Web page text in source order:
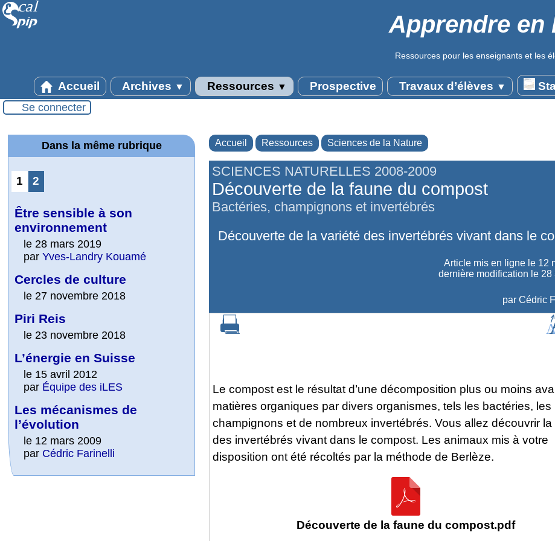
Apprendre en
Ressources pour les enseignants et les
Accueil Archives ▼ Ressources ▼ Prospective Travaux d’élèves ▼
Se connecter
Accueil Ressources Sciences de la Nature
SCIENCES NATURELLES 2008-2009
Découverte de la faune du compost
Bactéries, champignons et invertébrés
Découverte de la variété des invertébrés vivant dans le
Article mis en ligne le 12
dernière modification le 28
par Cédric
Le compost est le résultat d’une décomposition plus ou moins
matières organiques par divers organismes, tels les bactéries, les
champignons et de nombreux invertébrés. Vous allez découvrir la
des invertébrés vivant dans le compost. Les animaux mis à votre
disposition ont été récoltés par la méthode de Berlèze.
Découverte de la faune du compost.pdf
Dans la même rubrique
1 2
Être sensible à son
environnement
le 28 mars 2019
parYves-Landry Kouamé
Cercles de culture
le 27 novembre 2018
Piri Reis
le 23 novembre 2018
L’énergie en Suisse
le 15 avril 2012
par Équipe des iLES
Les mécanismes de
l’évolution
le 12 mars 2009
par Cédric Farinelli